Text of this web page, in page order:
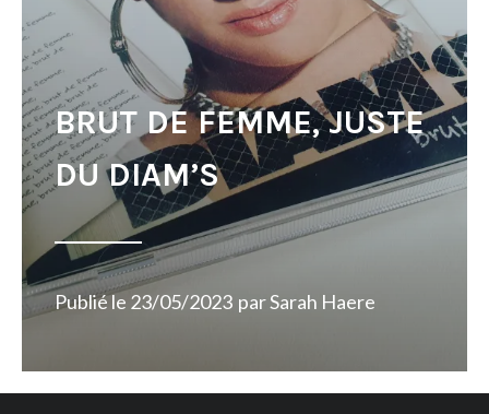
BRUT DE FEMME, JUSTE
DU DIAM’S
Publié le 23/05/2023 parSarah Haere